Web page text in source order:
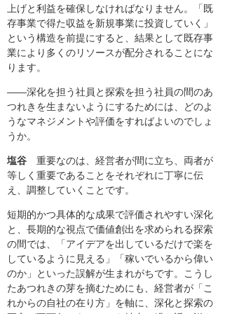
上げと利益を確保しなければなりません。「既
存事業で得た収益を新規事業に投資していく」
という構造を前提にすると、結果として既存事
業により多くのリソースが配分されることにな
ります。
――深化を担う社員と探索を担う社員の間のあ
つれきを生まないようにするためには、どのよ
うなマネジメントや評価をすればよいのでしょ
うか。
塩谷 重要なのは、経営者が間に立ち、両者が
等しく重要であることをそれぞれに丁寧に伝
え、調整していくことです。
短期的かつ具体的な成果で評価されやすい深化
と、長期的な視点で価値創出を求められる探索
の間では、「アイデアを出しているだけで楽を
しているように見える」「稼いでいるから偉い
のか」といった誤解が生まれがちです。こうし
たあつれきの芽を摘むためにも、経営者が「こ
れからの自社の在り方」を軸に、深化と探索の